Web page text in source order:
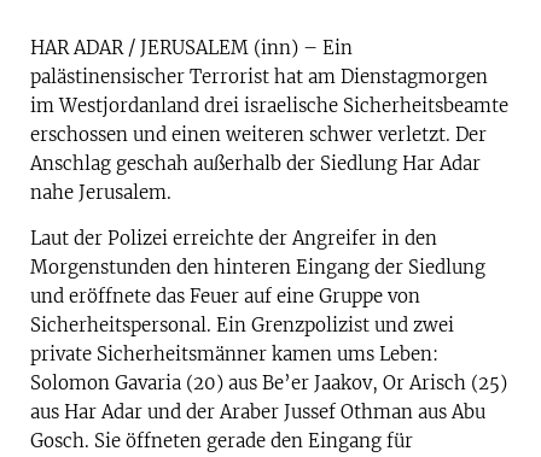
HAR ADAR / JERUSALEM (inn) – Ein
palästinensischer Terrorist hat am Dienstagmorgen
im Westjordanland drei israelische Sicherheitsbeamte
erschossen und einen weiteren schwer verletzt. Der
Anschlag geschah außerhalb der Siedlung Har Adar
nahe Jerusalem.
Laut der Polizei erreichte der Angreifer in den
Morgenstunden den hinteren Eingang der Siedlung
und eröffnete das Feuer auf eine Gruppe von
Sicherheitspersonal. Ein Grenzpolizist und zwei
private Sicherheitsmänner kamen ums Leben:
Solomon Gavaria (20) aus Be’er Jaakov, Or Arisch (25)
aus Har Adar und der Araber Jussef Othman aus Abu
Gosch. Sie öffneten gerade den Eingang für